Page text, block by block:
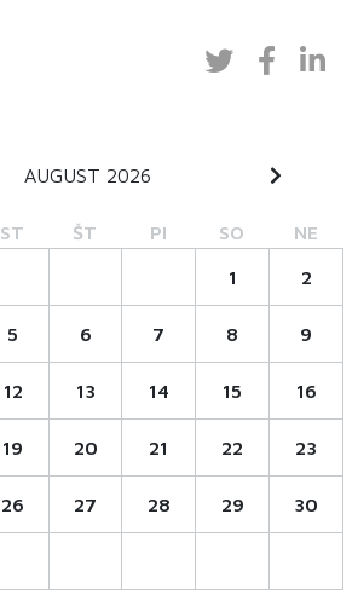
AUGUST 2026
ST ŠT PI SO NE
1 2
5 6 7 8 9
12 13 14 15 16
19 20 21 22 23
26 27 28 29 30